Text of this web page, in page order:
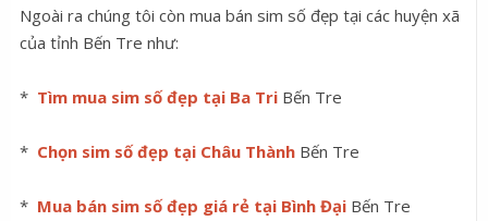
Ngoài ra chúng tôi còn mua bán sim số đẹp tại các huyện xã
của tỉnh Bến Tre như:
* Tìm mua sim số đẹp tại Ba Tri Bến Tre
* Chọn sim số đẹp tại Châu Thành Bến Tre
* Mua bán sim số đẹp giá rẻ tại Bình Đại Bến Tre